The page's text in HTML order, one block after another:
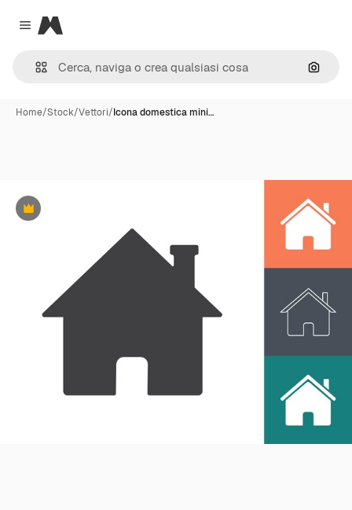
Close menu
Magnific
Cerca
Home/Stock/Vettori/Icona domestica mini…
Premium